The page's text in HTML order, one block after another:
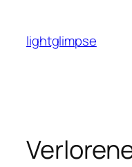
springen
lightglimpse